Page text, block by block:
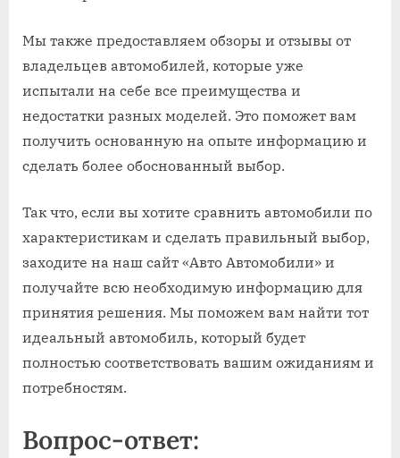
Мы также предоставляем обзоры и отзывы от
владельцев автомобилей, которые уже
испытали на себе все преимущества и
недостатки разных моделей. Это поможет вам
получить основанную на опыте информацию и
сделать более обоснованный выбор.
Так что, если вы хотите сравнить автомобили по
характеристикам и сделать правильный выбор,
заходите на наш сайт «Авто Автомобили» и
получайте всю необходимую информацию для
принятия решения. Мы поможем вам найти тот
идеальный автомобиль, который будет
полностью соответствовать вашим ожиданиям и
потребностям.
Вопрос-ответ: